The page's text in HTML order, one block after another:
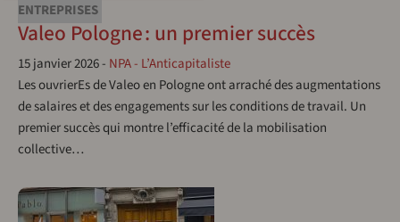
ENTREPRISES
Valeo Pologne : un premier succès
15 janvier 2026- NPA - L’Anticapitaliste
Les ouvrierEs de Valeo en Pologne ont arraché des augmentations
de salaires et des engagements sur les conditions de travail. Un
premier succès qui montre l’efficacité de la mobilisation
collective…